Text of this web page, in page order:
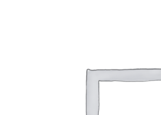
для Мотоблоков и Культиваторов